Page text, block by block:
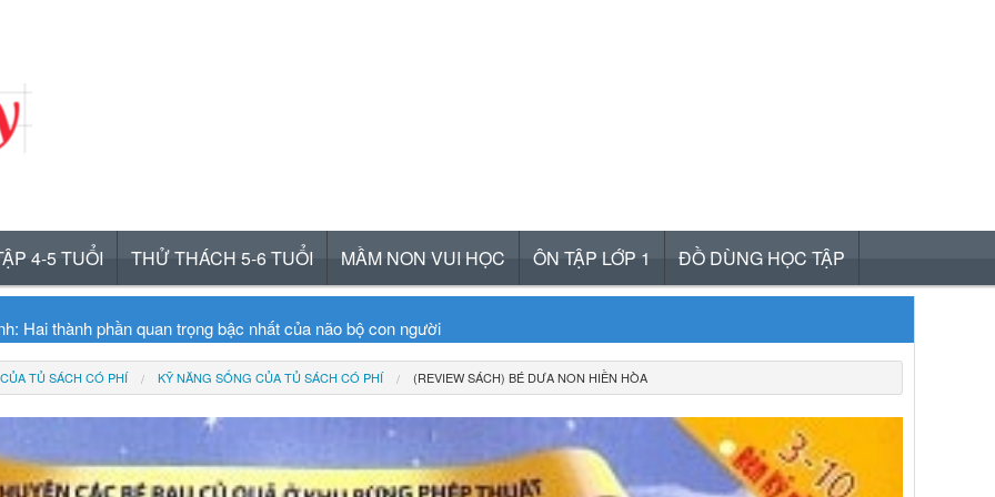
4-5 TUỔI THỬ THÁCH 5-6 TUỔI MẦM NON VUI HỌC ÔN TẬP LỚP 1 ĐỒ DÙNG HỌC TẬP
Hai thành phần quan trọng bậc nhất của não bộ con người
sự sợ hãi ở trẻ
ngủ của não bộ trẻ em
trong não bộ của trẻ
TỦ SÁCH CÓ PHÍ KỸ NĂNG SỐNG CỦA TỦ SÁCH CÓ PHÍ (REVIEW SÁCH) BÉ DƯA NON HIỀN HÒA